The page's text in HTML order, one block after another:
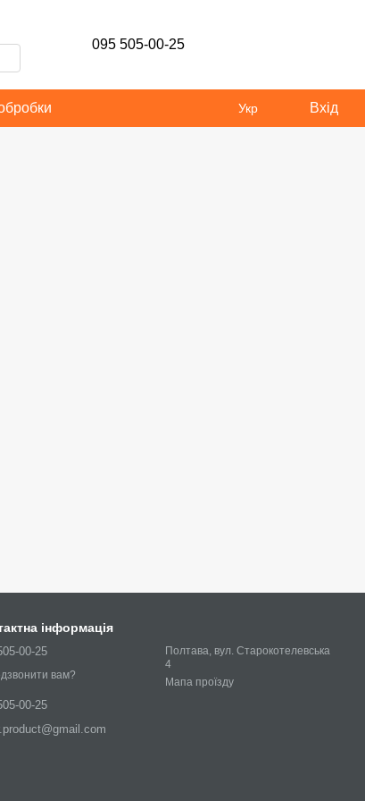
095 505-00-25
Укр Вхід
інформація
00-25
вам?
00-25
Полтава, вул. Старокотелевська
4
Мапа проїзду